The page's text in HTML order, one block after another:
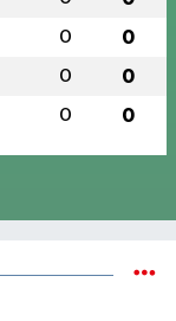
0 0
0 0
0 0